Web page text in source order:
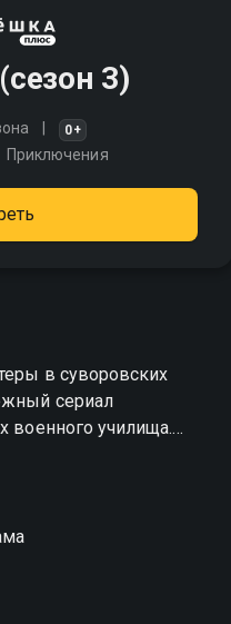
3)
0+
Приключения
в суворовских
сериал
военного училища.
—
Суворова. У
Максима, сына
корпус за
военных, он